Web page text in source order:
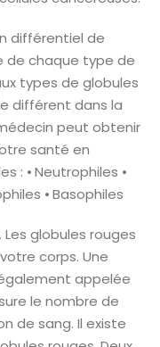
différentiel de
de chaque type de
types de globules
différent dans la
peut obtenir
santé en
: ⦁ Neutrophiles ⦁
⦁ Basophiles
globules rouges
corps. Une
appelée
le nombre de
de sang. Il existe